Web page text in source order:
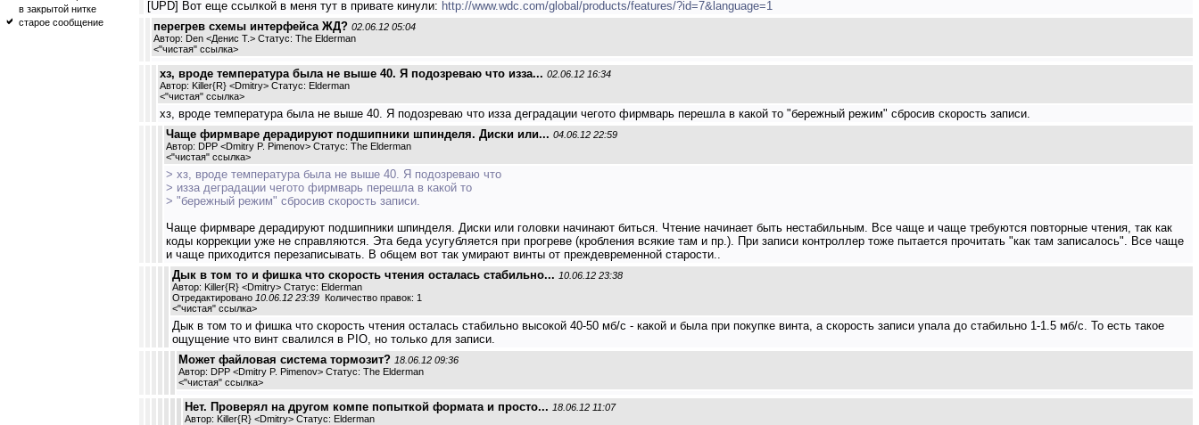
в закрытой нитке
старое сообщение
[UPD] Вот еще ссылкой в меня тут в привате кинули: http://www.wdc.com/global/products/features/?id=7&language=1
перегрев схемы интерфейса ЖД? 02.06.12 05:04
Автор: Den <Денис Т.> Статус: The Elderman
<"чистая" ссылка>
хз, вроде температура была не выше 40. Я подозреваю что изза... 02.06.12 16:34
Автор: Killer{R} <Dmitry> Статус: Elderman
<"чистая" ссылка>
хз, вроде температура была не выше 40. Я подозреваю что изза деградации чегото фирмварь перешла в какой то "бережный режим" сбросив скорость записи.
Чаще фирмваре дерадируют подшипники шпинделя. Диски или... 04.06.12 22:59
Автор: DPP <Dmitry P. Pimenov> Статус: The Elderman
<"чистая" ссылка>
> хз, вроде температура была не выше 40. Я подозреваю что
> изза деградации чегото фирмварь перешла в какой то
> "бережный режим" сбросив скорость записи.
Чаще фирмваре дерадируют подшипники шпинделя. Диски или головки начинают биться. Чтение начинает быть нестабильным. Все чаще и чаще требуются повторные чтения, так как
коды коррекции уже не справляются. Эта беда усугубляется при прогреве (кробления всякие там и пр.). При записи контроллер тоже пытается прочитать "как там записалось". Все чаще
и чаще приходится перезаписывать. В общем вот так умирают винты от преждевременной старости..
Дык в том то и фишка что скорость чтения осталась стабильно... 10.06.12 23:38
Автор: Killer{R} <Dmitry> Статус: Elderman
Отредактировано 10.06.12 23:39 Количество правок: 1
<"чистая" ссылка>
Дык в том то и фишка что скорость чтения осталась стабильно высокой 40-50 мб/с - какой и была при покупке винта, а скорость записи упала до стабильно 1-1.5 мб/с. То есть такое
ощущение что винт свалился в PIO, но только для записи.
Может файловая система тормозит? 18.06.12 09:36
Автор: DPP <Dmitry P. Pimenov> Статус: The Elderman
<"чистая" ссылка>
Нет. Проверял на другом компе попыткой формата и просто... 18.06.12 11:07
Автор: Killer{R} <Dmitry> Статус: Elderman